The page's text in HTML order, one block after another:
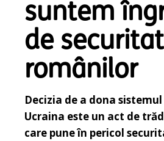
suntem
de
românilor
Decizia de a dona
Ucraina este un act de
care pune în pericol